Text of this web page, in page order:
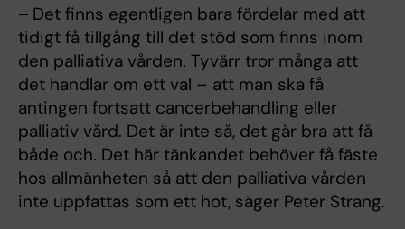
– Det finns egentligen bara fördelar med att
tidigt få tillgång till det stöd som finns inom
den palliativa vården. Tyvärr tror många att
det handlar om ett val – att man ska få
antingen fortsatt cancerbehandling eller
palliativ vård. Det är inte så, det går bra att få
både och. Det här tänkandet behöver få fäste
hos allmänheten så att den palliativa vården
inte uppfattas som ett hot, säger Peter Strang.